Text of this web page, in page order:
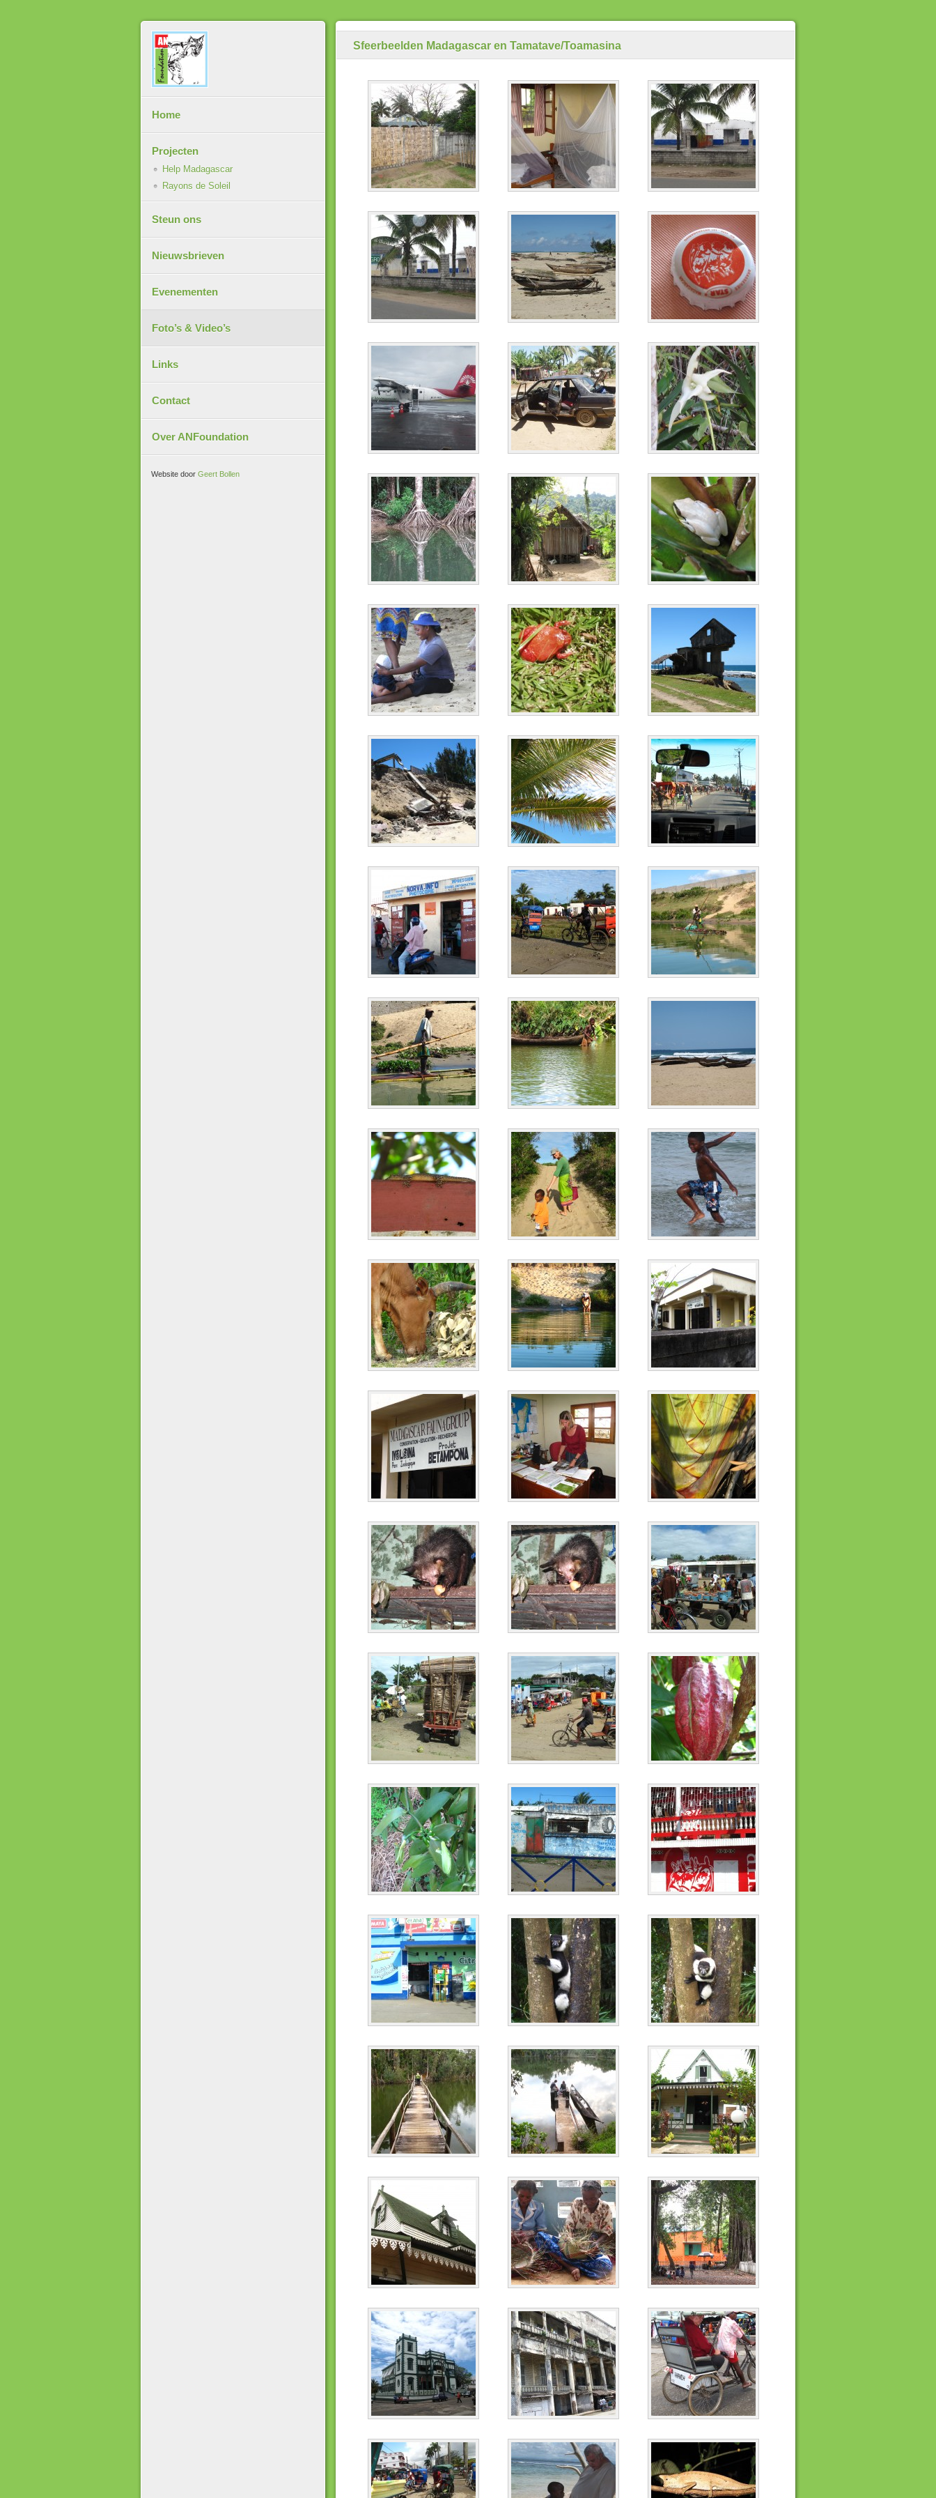
Sfeerbeelden Madagascar en Tamatave/Toamasina
Home
Projecten
Help Madagascar
Rayons de Soleil
Steun ons
Nieuwsbrieven
Evenementen
Foto’s & Video’s
Links
Contact
Over ANFoundation
Website door Geert Bollen